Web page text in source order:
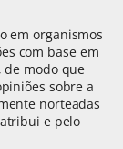
em organismos
com base em
de modo que
sobre a
norteadas
e pelo